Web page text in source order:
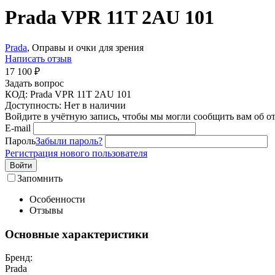
Prada VPR 11T 2AU 101
Prada, Оправы и очки для зрения
Написать отзыв
17 100 ₽
Задать вопрос
КОД: Prada VPR 11T 2AU 101
Доступность: Нет в наличии
Войдите в учётную запись, чтобы мы могли сообщить вам об
E-mail
ПарольЗабыли пароль?
Регистрация нового пользователя
Войти
Запомнить
Особенности
Отзывы
Основные характеристики
Бренд:
Prada